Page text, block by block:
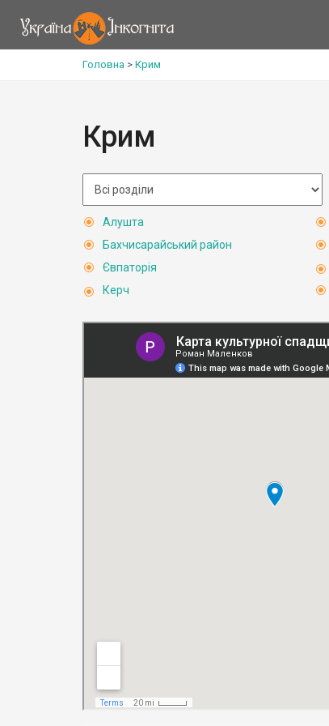
Головна > Крим
Крим
Алушта
Бахчисарайський район
Євпаторія
Керч